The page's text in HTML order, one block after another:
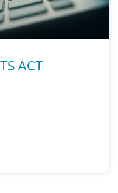
ACT